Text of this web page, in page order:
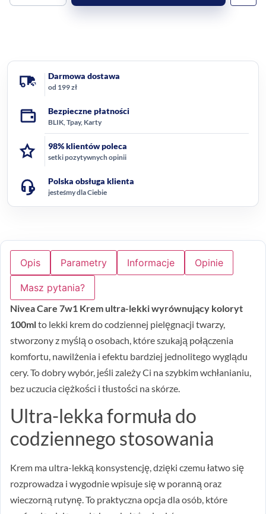
Darmowa dostawa
od 199 zł
Bezpieczne płatności
BLIK, Tpay, Karty
98% klientów poleca
setki pozytywnych opinii
Polska obsługa klienta
jesteśmy dla Ciebie
Opis Parametry Informacje Opinie
Masz pytania?
Nivea Care 7w1 Krem ultra-lekki wyrównujący koloryt
100mlto lekki krem do codziennej pielęgnacji twarzy,
stworzony z myślą o osobach, które szukają połączenia
komfortu, nawilżenia i efektu bardziej jednolitego wyglądu
cery. To dobry wybór, jeśli zależy Ci na szybkim wchłanianiu,
bez uczucia ciężkości i tłustości na skórze.
Ultra-lekka formuła do
codziennego stosowania
Krem ma ultra-lekką konsystencję, dzięki czemu łatwo się
rozprowadza i wygodnie wpisuje się w poranną oraz
wieczorną rutynę. To praktyczna opcja dla osób, które